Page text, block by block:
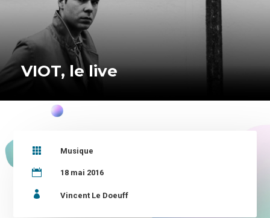
VIOT, le live
 Musique
 18 mai 2016
 Vincent Le Doeuff